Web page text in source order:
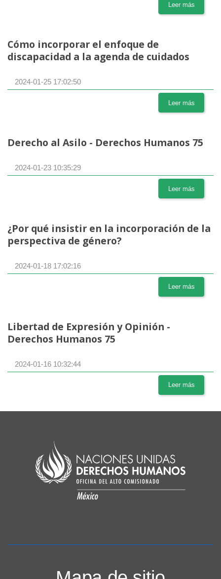
Leer más
Cómo incorporar el enfoque de
discapacidad a la agenda de cuidados
2024-01-25 17:02:50
Leer más
Derecho al Asilo - Derechos Humanos 75
2024-01-23 10:35:29
Leer más
¿Por qué insistir en la incorporación de la
perspectiva de género?
2024-01-18 17:02:16
Leer más
Libertad de Expresión y Opinión -
Derechos Humanos 75
2024-01-16 10:32:44
Leer más